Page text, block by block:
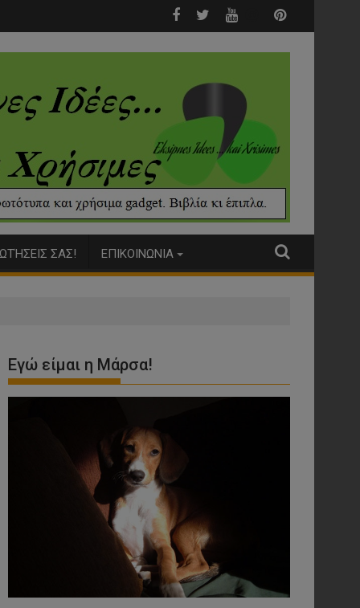
Σκύλος μαχαίρωσε γυναίκα....
ΣΑΣ! ΕΠΙΚΟΙΝΩΝΙΑ
Εγώ είμαι η Μάρσα!